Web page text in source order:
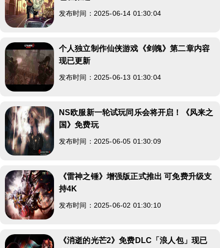
发布时间：2025-06-14 01:30:04
个人独立制作仙侠游戏《剑魄》第二章内容
现已更新
发布时间：2025-06-13 01:30:04
NS欧服新一轮试玩同乐会将开启！《风来之
国》免费玩
发布时间：2025-06-05 01:30:09
《雷神之锤》增强版正式推出 可免费升级支
持4K
发布时间：2025-06-02 01:30:10
《消逝的光芒2》免费DLC「浪人包」现已